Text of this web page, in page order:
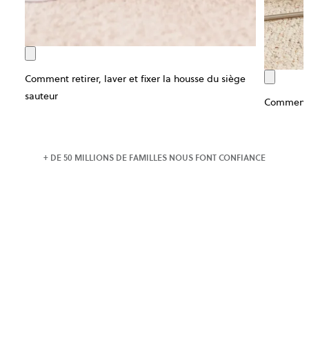
Comment retirer, laver et fixer la housse du siège
sauteur
+ DE 50 MILLIONS DE FAMILLES NOUS FONT CONFIANCE